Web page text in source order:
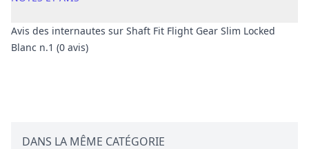
Avis des internautes sur Shaft Fit Flight Gear Slim Locked
Blanc n.1 (0 avis)
DANS LA MÊME CATÉGORIE